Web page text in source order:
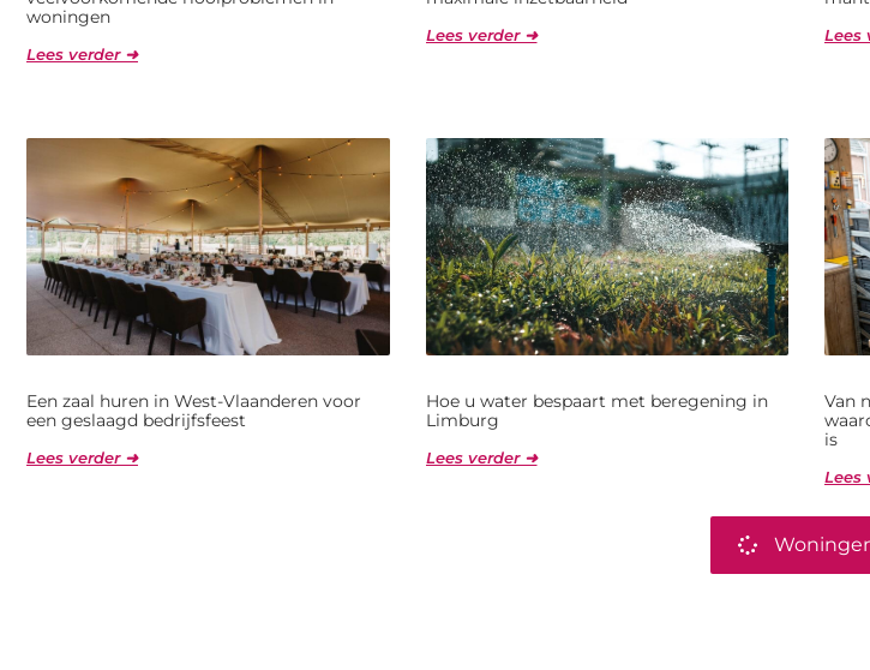
woningen
Lees verder ➜
Lees verder ➜ Lees
Een zaal huren in West-Vlaanderen voor
een geslaagd bedrijfsfeest
Lees verder ➜
Hoe u water bespaart met beregening in
Limburg
Lees verder ➜
Van
is
Lees